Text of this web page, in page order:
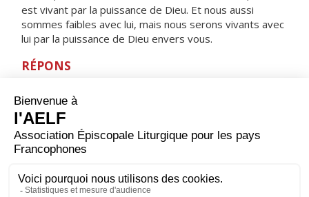
est vivant par la puissance de Dieu. Et nous aussi
sommes faibles avec lui, mais nous serons vivants avec
lui par la puissance de Dieu envers vous.
RÉPONS
fais-moi vivre selon ta parole.
ORAISON
Nous te prions, Seigneur Jésus Christ, à l’heure où tu fus
élevé sur la croix pour le rachat du monde et où les
toujours la lumière qui nous guidera jusqu’à la vraie vie.